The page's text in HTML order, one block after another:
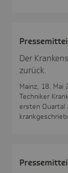
Der
zurück.
Mainz, 18.
Techniker
ersten Quartal